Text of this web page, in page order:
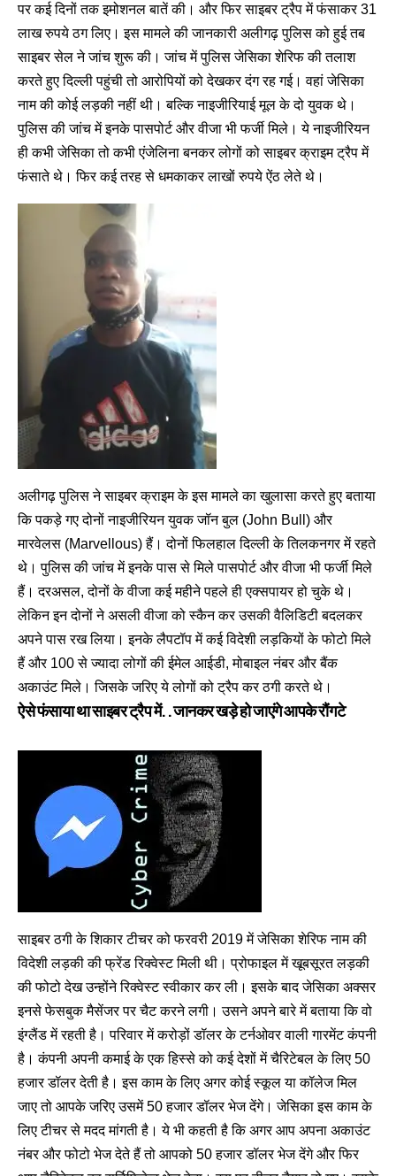
पर कई दिनों तक इमोशनल बातें की। और फिर साइबर ट्रैप में फंसाकर 31
लाख रुपये ठग लिए। इस मामले की जानकारी अलीगढ़ पुलिस को हुई तब
साइबर सेल ने जांच शुरू की। जांच में पुलिस जेसिका शेरिफ की तलाश
करते हुए दिल्ली पहुंची तो आरोपियों को देखकर दंग रह गई। वहां जेसिका
नाम की कोई लड़की नहीं थी। बल्कि नाइजीरियाई मूल के दो युवक थे।
पुलिस की जांच में इनके पासपोर्ट और वीजा भी फर्जी मिले। ये नाइजीरियन
ही कभी जेसिका तो कभी एंजेलिना बनकर लोगों को साइबर क्राइम ट्रैप में
फंसाते थे। फिर कई तरह से धमकाकर लाखों रुपये ऐंठ लेते थे।
अलीगढ़ पुलिस ने साइबर क्राइम के इस मामले का खुलासा करते हुए बताया
कि पकड़े गए दोनों नाइजीरियन युवक जॉन बुल (John Bull) और
मारवेलस (Marvellous) हैं। दोनों फिलहाल दिल्ली के तिलकनगर में रहते
थे। पुलिस की जांच में इनके पास से मिले पासपोर्ट और वीजा भी फर्जी मिले
हैं। दरअसल, दोनों के वीजा कई महीने पहले ही एक्सपायर हो चुके थे।
लेकिन इन दोनों ने असली वीजा को स्कैन कर उसकी वैलिडिटी बदलकर
अपने पास रख लिया। इनके लैपटॉप में कई विदेशी लड़कियों के फोटो मिले
हैं और 100 से ज्यादा लोगों की ईमेल आईडी, मोबाइल नंबर और बैंक
अकाउंट मिले। जिसके जरिए ये लोगों को ट्रैप कर ठगी करते थे।
ऐसे फंसाया था साइबर ट्रैप में..जानकर खड़े हो जाएंगे आपके रौंगटे
साइबर ठगी के शिकार टीचर को फरवरी 2019 में जेसिका शेरिफ नाम की
विदेशी लड़की की फ्रेंड रिक्वेस्ट मिली थी। प्रोफाइल में खूबसूरत लड़की
की फोटो देख उन्होंने रिक्वेस्ट स्वीकार कर ली। इसके बाद जेसिका अक्सर
इनसे फेसबुक मैसेंजर पर चैट करने लगी। उसने अपने बारे में बताया कि वो
इंग्लैंड में रहती है। परिवार में करोड़ों डॉलर के टर्नओवर वाली गारमेंट कंपनी
है। कंपनी अपनी कमाई के एक हिस्से को कई देशों में चैरिटेबल के लिए 50
हजार डॉलर देती है। इस काम के लिए अगर कोई स्कूल या कॉलेज मिल
जाए तो आपके जरिए उसमें 50 हजार डॉलर भेज देंगे। जेसिका इस काम के
लिए टीचर से मदद मांगती है। ये भी कहती है कि अगर आप अपना अकाउंट
नंबर और फोटो भेज देते हैं तो आपको 50 हजार डॉलर भेज देंगे और फिर